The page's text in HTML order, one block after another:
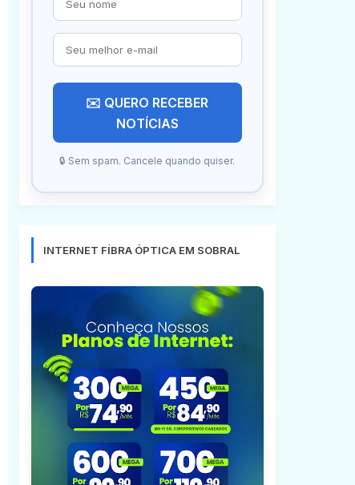
✉️ QUERO RECEBER
NOTÍCIAS
🔒 Sem spam. Cancele quando quiser.
INTERNET FÍBRA ÓPTICA EM SOBRAL